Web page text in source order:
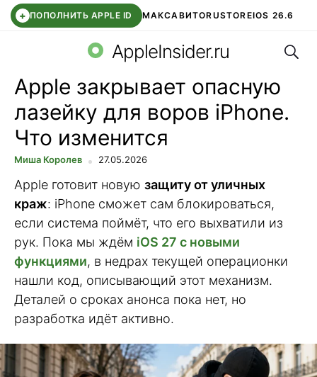
+ ПОПОЛНИТЬ APPLE ID МАКСАВИТОRUSTOREIOS 26.6
СБЕР КИДС ВТБ ОНЛАЙН ЧАТ В ROBLOX
AppleInsider.ru
Apple закрывает опасную
лазейку для воров iPhone.
Что изменится
Миша Королев 27.05.2026
Apple готовит новую защиту от уличных
краж: iPhone сможет сам блокироваться,
если система поймёт, что его выхватили из
рук. Пока мы ждём iOS 27 с новыми
функциями, в недрах текущей операционки
нашли код, описывающий этот механизм.
Деталей о сроках анонса пока нет, но
разработка идёт активно.